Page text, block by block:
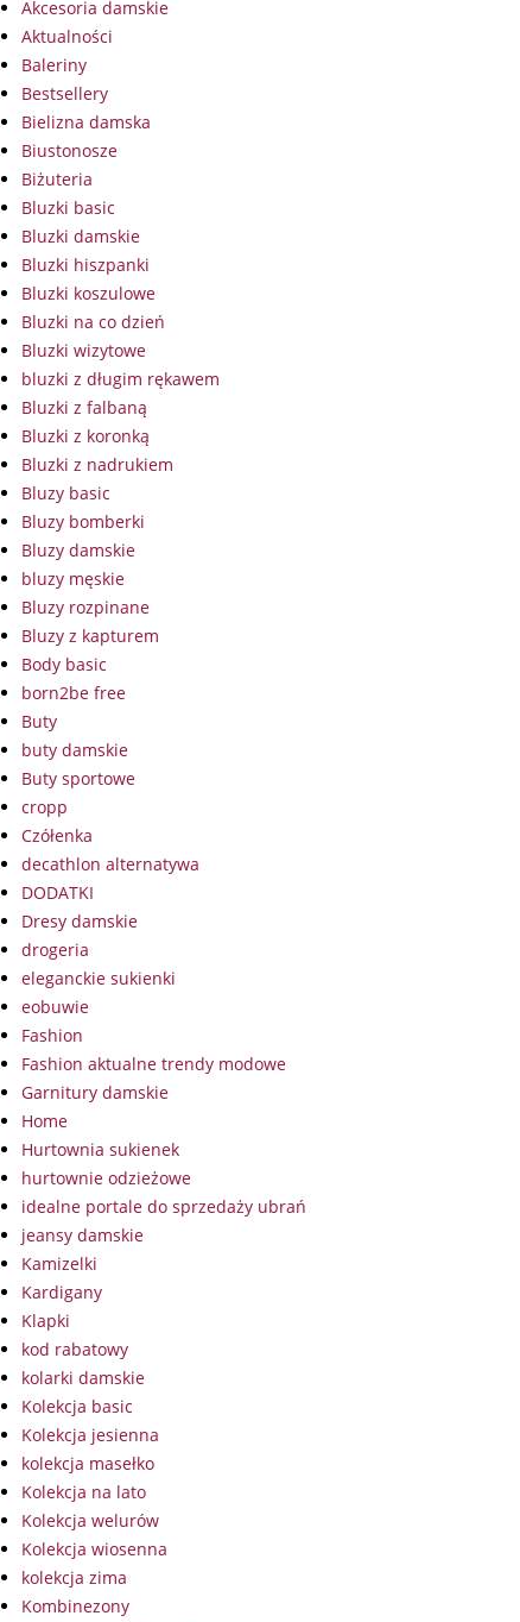
Akcesoria damskie
Aktualności
Baleriny
Bestsellery
Bielizna damska
Biustonosze
Biżuteria
Bluzki basic
Bluzki damskie
Bluzki hiszpanki
Bluzki koszulowe
Bluzki na co dzień
Bluzki wizytowe
bluzki z długim rękawem
Bluzki z falbaną
Bluzki z koronką
Bluzki z nadrukiem
Bluzy basic
Bluzy bomberki
Bluzy damskie
bluzy męskie
Bluzy rozpinane
Bluzy z kapturem
Body basic
born2be free
Buty
buty damskie
Buty sportowe
cropp
Czółenka
decathlon alternatywa
DODATKI
Dresy damskie
drogeria
eleganckie sukienki
eobuwie
Fashion
Fashion aktualne trendy modowe
Garnitury damskie
Home
Hurtownia sukienek
hurtownie odzieżowe
idealne portale do sprzedaży ubrań
jeansy damskie
Kamizelki
Kardigany
Klapki
kod rabatowy
kolarki damskie
Kolekcja basic
Kolekcja jesienna
kolekcja masełko
Kolekcja na lato
Kolekcja welurów
Kolekcja wiosenna
kolekcja zima
Kombinezony